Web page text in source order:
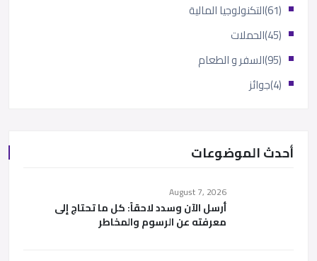
التكنولوجيا المالية
(61)
الحملات
(45)
السفر و الطعام
(95)
جوائز (4)
أحدث الموضوعات
August 7, 2026
أرسل الآن وسدد لاحقاً: كل ما تحتاج إلى
معرفته عن الرسوم والمخاطر